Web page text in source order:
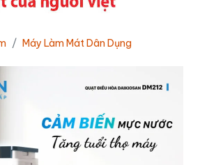
Máy Làm Mát Dân Dụng